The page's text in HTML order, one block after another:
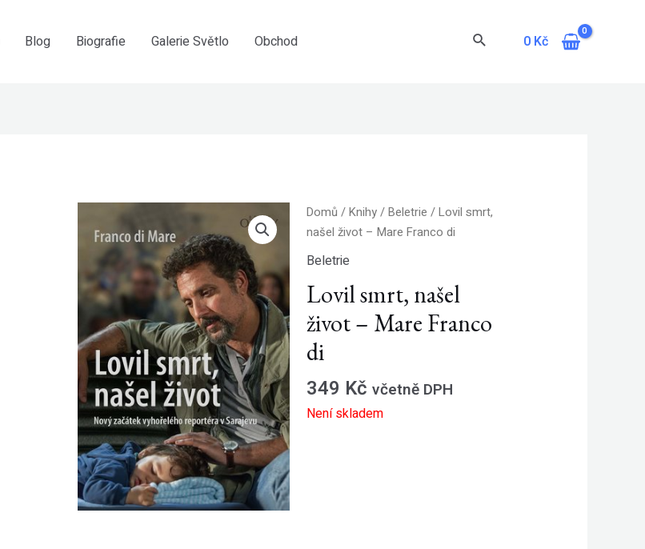
Blog Biografie Galerie Světlo Obchod Hledat 0 Kč
Domů /Knihy/Beletrie / Lovil smrt,
našel život – Mare Franco di
Beletrie
Lovil smrt, našel
život – Mare Franco
di
349 Kč včetně DPH
Není skladem